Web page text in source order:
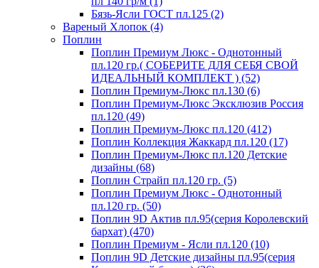
Бязь-Ясли ГОСТ пл.125 (2)
Вареный Хлопок (4)
Поплин
Поплин Премиум Люкс - Однотонный
пл.120 гр.( СОБЕРИТЕ ДЛЯ СЕБЯ СВОЙ
ИДЕАЛЬНЫЙ КОМПЛЕКТ ) (52)
Поплин Премиум-Люкс пл.130 (6)
Поплин Премиум-Люкс Эксклюзив Россия
пл.120 (49)
Поплин Премиум-Люкс пл.120 (412)
Поплин Коллекция Жаккард пл.120 (17)
Поплин Премиум-Люкс пл.120 Детские
дизайны (68)
Поплин Страйп пл.120 гр. (5)
Поплин Премиум Люкс - Однотонный
пл.120 гр. (50)
Поплин 9D Актив пл.95(серия Королевский
бархат) (470)
Поплин Премиум - Ясли пл.120 (10)
Поплин 9D Детские дизайны пл.95(серия